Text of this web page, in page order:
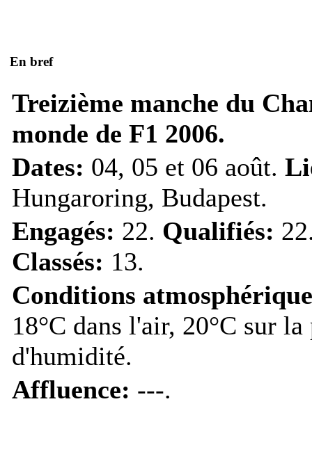
En bref
Treizième manche du
monde de F1 2006.
Dates: 04, 05 et 06 août.
Hungaroring, Budapest.
Engagés: 22. Qualifiés:
Classés: 13.
Conditions
18°C dans l'air, 20°C sur
d'humidité.
Affluence: ---.